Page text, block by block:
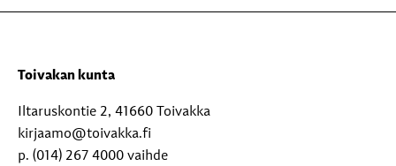
Toivakan kunta
Iltaruskontie 2, 41660 Toivakka
kirjaamo@toivakka.fi
p. (014) 267 4000 vaihde